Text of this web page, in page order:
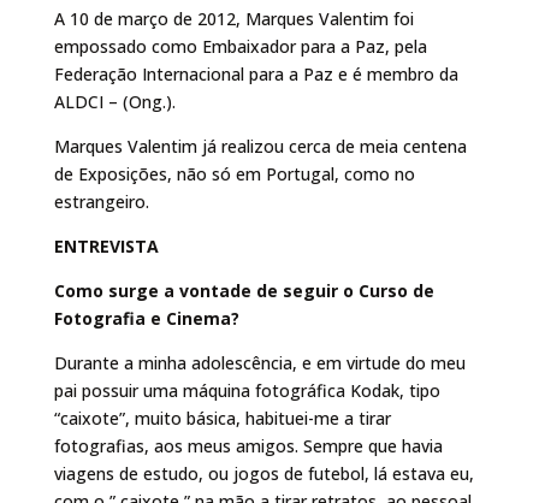
A 10 de março de 2012, Marques Valentim foi
empossado como Embaixador para a Paz, pela
Federação Internacional para a Paz e é membro da
ALDCI – (Ong.).
Marques Valentim já realizou cerca de meia centena
de Exposições, não só em Portugal, como no
estrangeiro.
ENTREVISTA
Como surge a vontade de seguir o Curso de
Fotografia e Cinema?
Durante a minha adolescência, e em virtude do meu
pai possuir uma máquina fotográfica Kodak, tipo
“caixote”, muito básica, habituei-me a tirar
fotografias, aos meus amigos. Sempre que havia
viagens de estudo, ou jogos de futebol, lá estava eu,